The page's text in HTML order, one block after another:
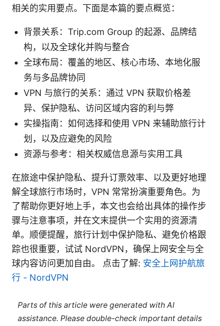
相关的实用要点。下面是本篇的要点概览：
背景关系：Trip.com Group 的起源、品牌结
构，以及全球化并购与整合
全球布局：覆盖的地区、核心市场、本地化服
务与多品牌协同
VPN 与旅行的关系：通过 VPN 获取价格差
异、保护隐私、访问区域内容的利与弊
实操指南：如何选择和使用 VPN 来辅助旅行计
划，以及应避免的风险
资源与参考：相关权威信息源与实用工具
在旅途中保护隐私、提升订票效率、以及更好地理
解全球旅行市场时，VPN 常常扮演重要角色。为
了帮助你更好地上手，本文也会给出具体的操作步
骤与注意事项，并在文末提供一个实用的资源清
单。顺便提醒，旅行计划中保护隐私、避免价格跟
踪也很重要，试试 NordVPN，确保上网安全与全
球内容访问更加自由。 点击了解: 安全上网护航旅
行 - NordVPN
Parts of this article were generated with AI
assistance. Please double-check important details